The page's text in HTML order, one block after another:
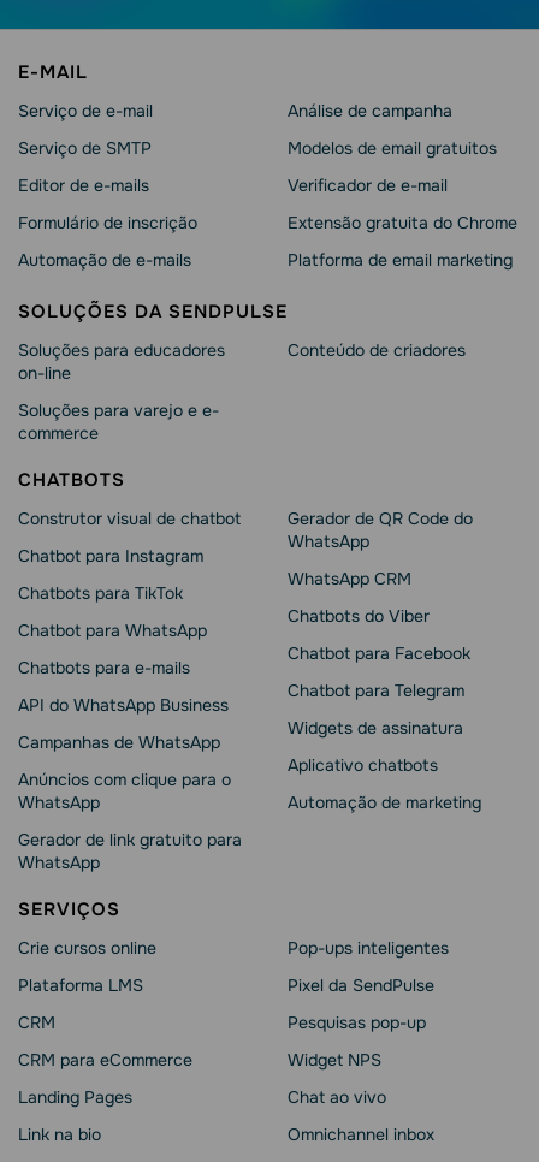
E-MAIL
Serviço de e-mail
Serviço de SMTP
Editor de e-mails
Formulário de inscrição
Automação de e-mails
Análise de campanha
Modelos de email gratuitos
Verificador de e-mail
Extensão gratuita do Chrome
Platforma de email marketing
SOLUÇÕES DA SENDPULSE
Soluções para educadores
on-line
Soluções para varejo e e-
commerce
Conteúdo de criadores
CHATBOTS
Construtor visual de chatbot
Chatbot para Instagram
Chatbots para TikTok
Chatbot para WhatsApp
Chatbots para e-mails
API do WhatsApp Business
Campanhas de WhatsApp
Anúncios com clique para o
WhatsApp
Gerador de link gratuito para
WhatsApp
Gerador de QR Code do
WhatsApp
WhatsApp CRM
Chatbots do Viber
Chatbot para Facebook
Chatbot para Telegram
Widgets de assinatura
Aplicativo chatbots
Automação de marketing
SERVIÇOS
Crie cursos online
Plataforma LMS
CRM
CRM para eCommerce
Landing Pages
Link na bio
Pop-ups inteligentes
Pixel da SendPulse
Pesquisas pop-up
Widget NPS
Chat ao vivo
Omnichannel inbox